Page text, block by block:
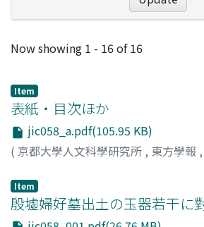
Recent Submissions
Now showing 1 - 16 of 16
Item
表紙・目次ほか
jic058_a.pdf(105.95 KB)
( 京都大學人文科學研究所 , 東方學報 ,
Item
殷墟婦好墓出土の玉器若干に